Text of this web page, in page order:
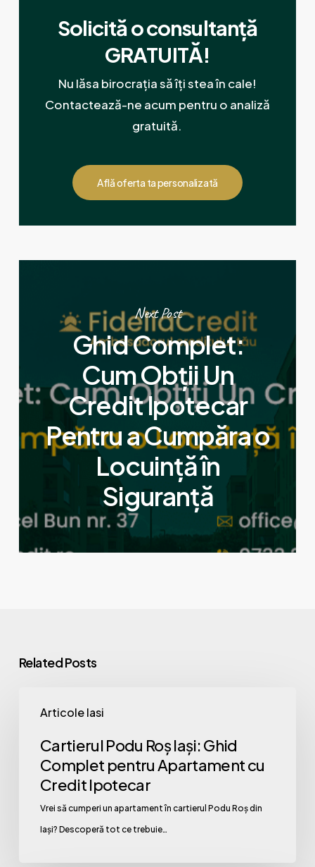
Solicită o consultanță
GRATUITĂ!
Nu lăsa birocrația să îți stea în cale!
Contactează-ne acum pentru o analiză
gratuită.
Află oferta ta personalizată
Next Post
Ghid Complet:
Cum Obții Un
Credit Ipotecar
Pentru a Cumpăra o
Locuință în
Siguranță
Related Posts
Articole Iasi
Podu
Iași:
Ghid
Complet
pentru
Cartierul Podu Roș Iași: Ghid
Complet pentru Apartament cu
Credit Ipotecar
Vrei să cumperi un apartament în cartierul Podu Roș din
Iași? Descoperă tot ce trebuie…